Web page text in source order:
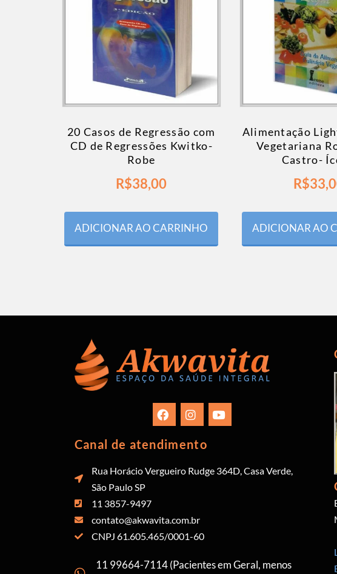
20 Casos de Regressão com
CD de Regressões Kwitko-
Robe
R$38,00
ADICIONAR AO CARRINHO
Alimentação
Vegetariana
Castro-
R$
ADICIONAR AO
Canal de atendimento
Rua Horácio Vergueiro Rudge 364D, Casa Verde,
São Paulo SP
11 3857-9497
contato@akwavita.com.br
CNPJ 61.605.465/0001-60
11 99664-7114 (Pacientes em Geral, menos